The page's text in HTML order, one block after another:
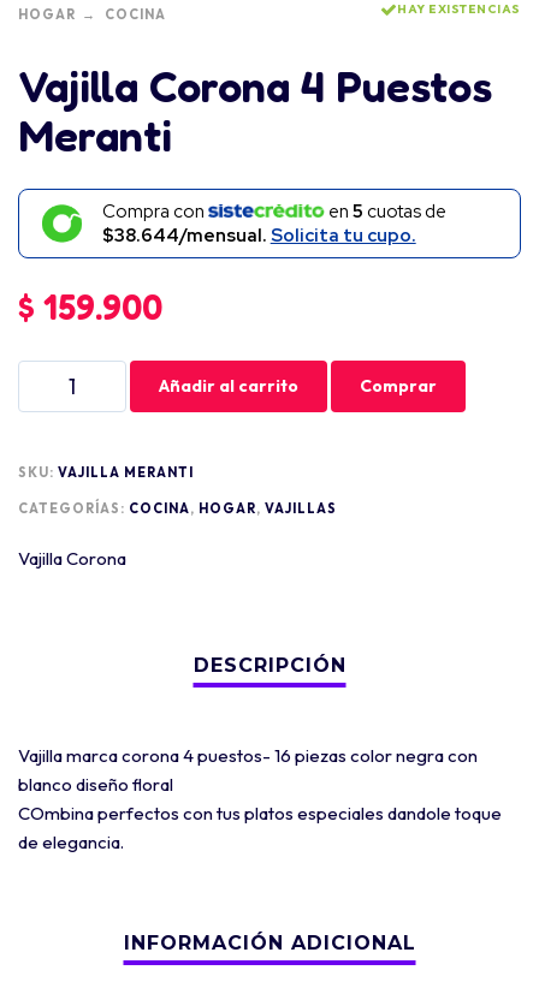
HOGAR COCINA HAY EXISTENCIAS
Vajilla Corona 4 Puestos
Meranti
Compra con en5 cuotas de
$38.644/mensual. Solicita tu cupo.
$ 159.900
Añadir al carrito Comprar
SKU: VAJILLA MERANTI
CATEGORÍAS: COCINA, HOGAR, VAJILLAS
Vajilla Corona
Vajilla marca corona 4 puestos- 16 piezas color negra con
blanco diseño floral
COmbina perfectos con tus platos especiales dandole toque
de elegancia.